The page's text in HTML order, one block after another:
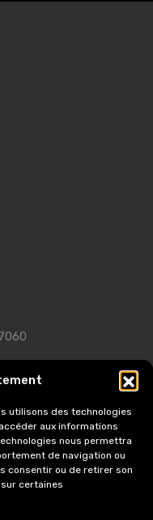
utilisons des technologies
aux informations
nous permettra
de navigation ou
consentir ou de retirer son
certaines